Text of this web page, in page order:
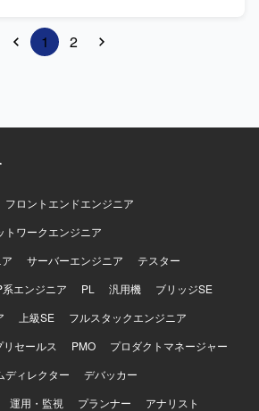
ォールをベースとした開発管理・進行
す。開発自体は長期（2年程度）を想定
行）、Red Hat Enterprise Linuxの基
1 2
フロントエンドエンジニア
トワークエンジニア
サーバーエンジニア
テスター
エンジニア PL 汎用機
ブリッジSE
上級SE
フルスタックエンジニア
リセールス PMO
プロダクトマネージャー
ディレクター
デバッカー
運用・監視 プランナー
アナリスト